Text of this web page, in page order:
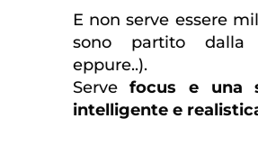
E non serve essere
sono partito dalla
eppure..).
Servefocus e una
intelligente e